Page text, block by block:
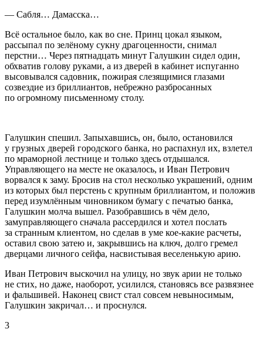
— Сабля… Дамасска…
Всё остальное было, как во сне. Принц цокал языком,
рассыпал по зелёному сукну драгоценности, снимал
перстни… Через пятнадцать минут Галушкин сидел один,
обхватив голову руками, а из дверей в кабинет испуганно
высовывался садовник, пожирая слезящимися глазами
созвездие из бриллиантов, небрежно разбросанных
по огромному письменному столу.
Галушкин спешил. Запыхавшись, он, было, остановился
у грузных дверей городского банка, но распахнул их, взлетел
по мраморной лестнице и только здесь отдышался.
Управляющего на месте не оказалось, и Иван Петрович
ворвался к заму. Бросив на стол несколько украшений, одним
из которых был перстень с крупным бриллиантом, и положив
перед изумлённым чиновником бумагу с печатью банка,
Галушкин молча вышел. Разобравшись в чём дело,
замуправляющего сначала рассердился и хотел послать
за странным клиентом, но сделав в уме кое-какие расчеты,
оставил свою затею и, закрывшись на ключ, долго гремел
дверцами личного сейфа, насвистывая веселенькую арию.
Иван Петрович выскочил на улицу, но звук арии не только
не стих, но даже, наоборот, усилился, становясь все развязнее
и фальшивей. Наконец свист стал совсем невыносимым,
Галушкин закричал… и проснулся.
3